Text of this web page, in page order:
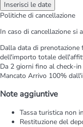
Inserisci le date
Politiche di cancellazione
In caso di cancellazione si
Dalla data di
dell'importo totale
Da 2 giorni fino al check-in
Mancato Arrivo 100%
Note aggiuntive
Tassa turistica non
Restituzione del